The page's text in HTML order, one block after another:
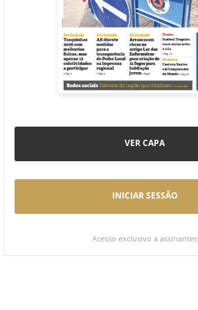
VER CAPA
INICIAR SESSÃO
Acesso exclusivo a assinantes